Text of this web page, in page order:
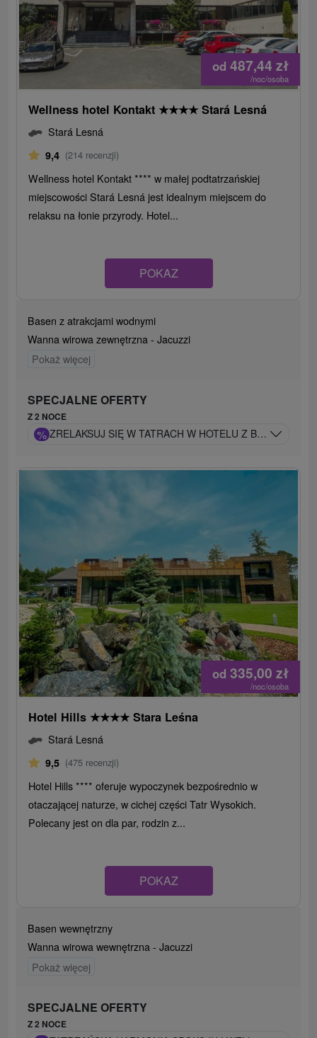
od 487,44 zł
/noc/osoba
Wellness hotel Kontakt ★★★★ Stará Lesná
Stará Lesná
9,4 (214 recenzji)
Wellness hotel Kontakt **** w małej podtatrzańskiej
miejscowości Stará Lesná jest idealnym miejscem do
relaksu na łonie przyrody. Hotel...
POKAZ
Basen z atrakcjami wodnymi
Wanna wirowa zewnętrzna - Jacuzzi
Pokaż więcej
SPECJALNE OFERTY
Z 2 NOCE
% ZRELAKSUJ SIĘ W TATRACH W HOTELU Z BASENEM O
od 335,00 zł
/noc/osoba
Hotel Hills ★★★★ Stara Leśna
Stará Lesná
9,5 (475 recenzji)
Hotel Hills **** oferuje wypoczynek bezpośrednio w
otaczającej naturze, w cichej części Tatr Wysokich.
Polecany jest on dla par, rodzin z...
POKAZ
Basen wewnętrzny
Wanna wirowa wewnętrzna - Jacuzzi
Pokaż więcej
SPECJALNE OFERTY
Z 2 NOCE